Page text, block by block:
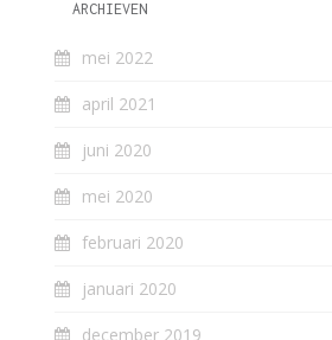
ARCHIEVEN
mei 2022
april 2021
juni 2020
mei 2020
februari 2020
januari 2020
december 2019